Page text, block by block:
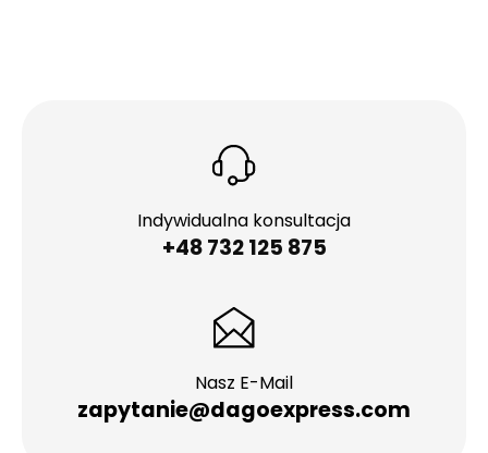
Indywidualna konsultacja
+48 732 125 875
Nasz E-Mail
zapytanie@dagoexpress.com